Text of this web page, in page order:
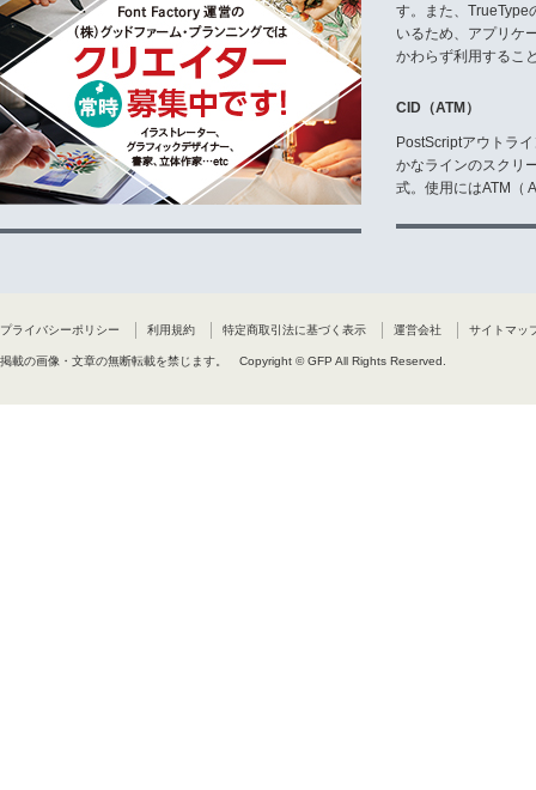
す。また、TrueType
いるため、アプリケ
かわらず利用するこ
CID（ATM）
PostScriptアウトラ
かなラインのスクリ
式。使用にはATM（
プライバシーポリシー 利用規約 特定商取引法に基づく表示 運営会社 サイトマッ
掲載の画像・文章の無断転載を禁じます。 Copyright © GFP All Rights Reserved.